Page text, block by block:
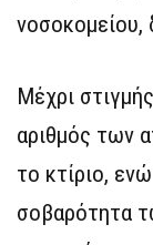
νοσοκομείου,
Μέχρι
αριθμός των
το κτίριο,
σοβαρότητα